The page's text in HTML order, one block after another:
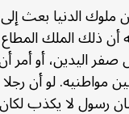
ملوك الدنيا بعث
أن ذلك الملك
صفر اليدين، أو أمر
مواطنيه. لو أن
رسول لا يكذب